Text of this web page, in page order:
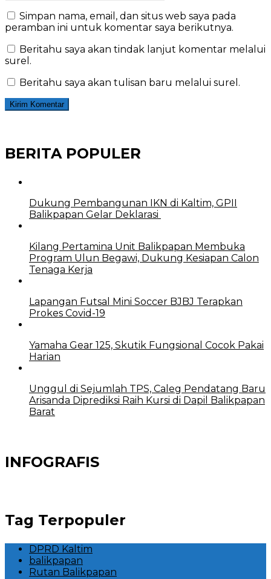
Simpan nama, email, dan situs web saya pada
peramban ini untuk komentar saya berikutnya.
Beritahu saya akan tindak lanjut komentar melalui
surel.
Beritahu saya akan tulisan baru melalui surel.
BERITA POPULER
Dukung Pembangunan IKN di Kaltim, GPII
Balikpapan Gelar Deklarasi
Kilang Pertamina Unit Balikpapan Membuka
Program Ulun Begawi, Dukung Kesiapan Calon
Tenaga Kerja
Lapangan Futsal Mini Soccer BJBJ Terapkan
Prokes Covid-19
Yamaha Gear 125, Skutik Fungsional Cocok Pakai
Harian
Unggul di Sejumlah TPS, Caleg Pendatang Baru
Arisanda Diprediksi Raih Kursi di Dapil Balikpapan
Barat
INFOGRAFIS
Tag Terpopuler
DPRD Kaltim
balikpapan
Rutan Balikpapan